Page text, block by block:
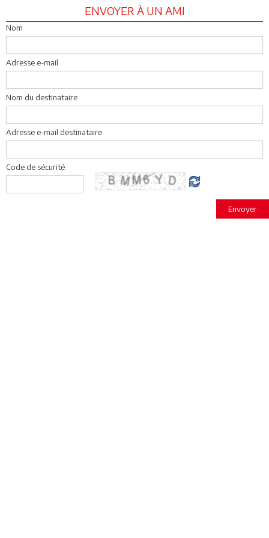
ENVOYER À UN AMI
Nom
Adresse e-mail
Nom du destinataire
Adresse e-mail destinataire
Code de sécurité
Envoyer